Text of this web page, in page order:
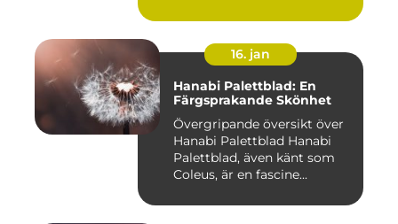
16. jan
Hanabi Palettblad: En
Färgsprakande Skönhet
Övergripande översikt över
Hanabi Palettblad Hanabi
Palettblad, även känt som
Coleus, är en fascine...